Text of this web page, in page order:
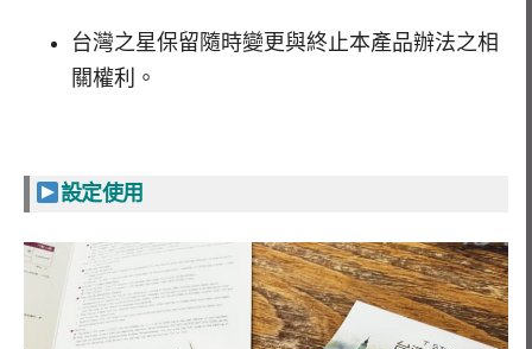
台灣之星保留隨時變更與終止本產品辦法之相
關權利。
設定使用